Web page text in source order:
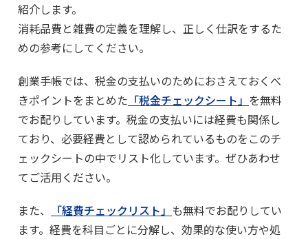
紹介します。
消耗品費と雑費の定義を理解し、正しく仕訳をするた
めの参考にしてください。
創業手帳では、税金の支払いのためにおさえておくべ
きポイントをまとめた 「税金チェックシート」 を無料
でお配りしています。税金の支払いには経費も関係し
ており、必要経費として認められているものをこのチ
ェックシートの中でリスト化しています。ぜひあわせ
てご活用ください。
また、
「経費チェックリスト」 も無料でお配りしてい
ます。経費を科目ごとに分解し、効果的な使い方や処